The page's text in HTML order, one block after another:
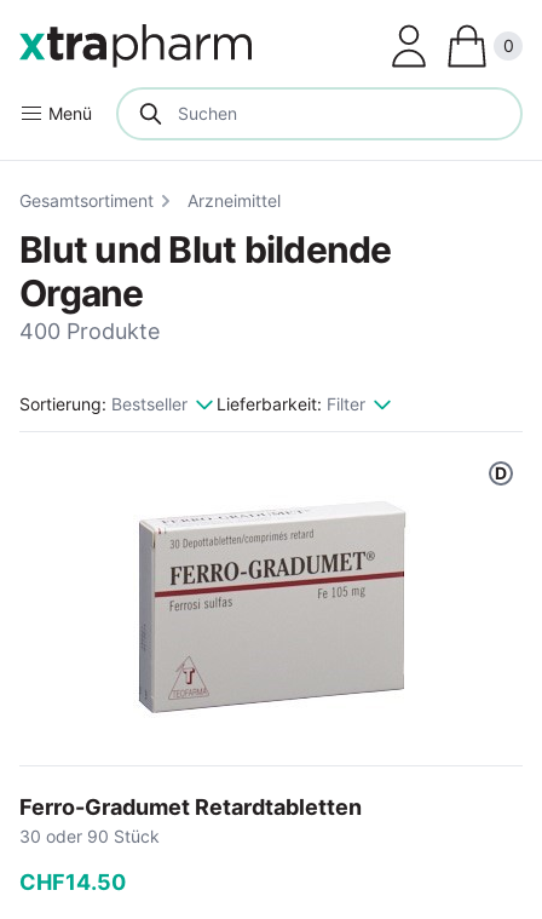
Menü
0
Gesamtsortiment Arzneimittel
Blut und Blut bildende
Organe
400 Produkte
Sortierung: Bestseller Lieferbarkeit: Filter
D
Ferro-Gradumet Retardtabletten
30 oder 90 Stück
CHF14.50